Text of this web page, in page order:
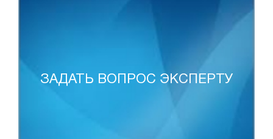
ЗАДАТЬ ВОПРОС ЭКСПЕРТУ